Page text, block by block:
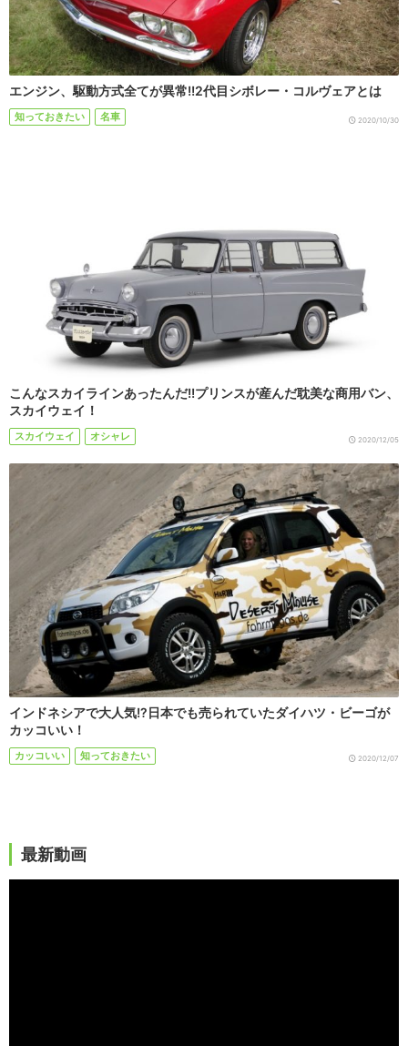
エンジン、駆動方式全てが異常!!2代目シボレー・コルヴェアとは
知っておきたい 名車 2020/10/30
こんなスカイラインあったんだ!!プリンスが産んだ耽美な商用バン、
スカイウェイ！
スカイウェイ オシャレ 2020/12/05
インドネシアで大人気!?日本でも売られていたダイハツ・ビーゴが
カッコいい！
カッコいい 知っておきたい 2020/12/07
最新動画